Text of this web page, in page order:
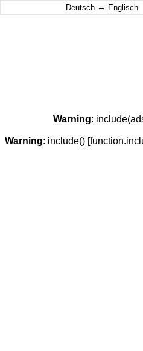
Deutsch ↔ Englisch
Warning:
Warning: include() [